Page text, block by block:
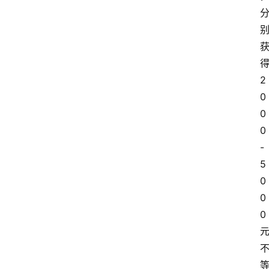
分
别
获
得
2
0
0
0
-
5
0
0
0
元
不
等